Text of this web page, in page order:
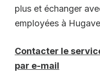
plus et échanger
employées à
Contacter le
par e-mail